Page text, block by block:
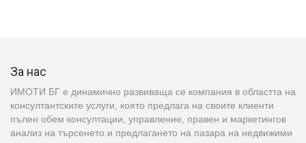
За нас
ИМОТИ БГ е динамично развиваща се компания в областта на
консултантските услуги, която предлага на своите клиенти
пълен обем консултации, управление, правен и маркетингов
анализ на търсенето и предлагането на пазара на недвижими